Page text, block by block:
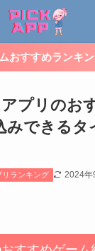
おすすめランキ
プリのお
みできるタ
リランキング 2024年